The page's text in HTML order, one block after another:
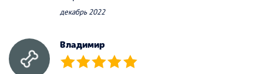
декабрь 2022
Владимир
(*) (*) (*) (*) (*)